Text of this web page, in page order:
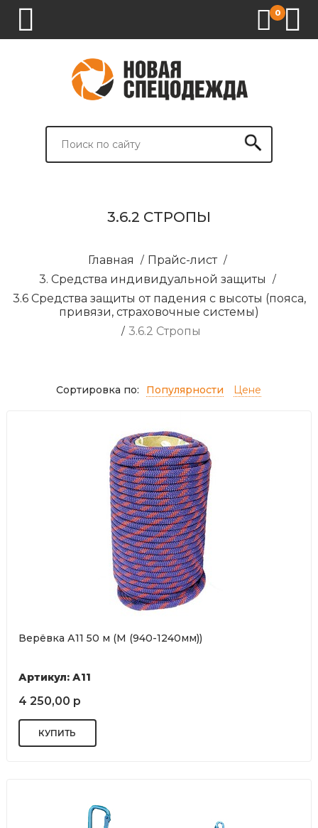
0
СПЕЦОДЕЖДА
СПЕЦОБУВЬ
СРЕДСТВА
ВСПОМОГАТЕЛЬНЫЕ
БРЕНДИРОВАНИЕ
3.6.2 СТРОПЫ
Главная / Прайс-лист /
3. Средства индивидуальной защиты /
3.6 Средства защиты от падения с высоты (пояса,
привязи, страховочные системы)
/ 3.6.2 Стропы
Сортировка по: Популярности Цене
Верёвка А11 50 м (М (940-1240мм))
Артикул: А11
4 250,00 р